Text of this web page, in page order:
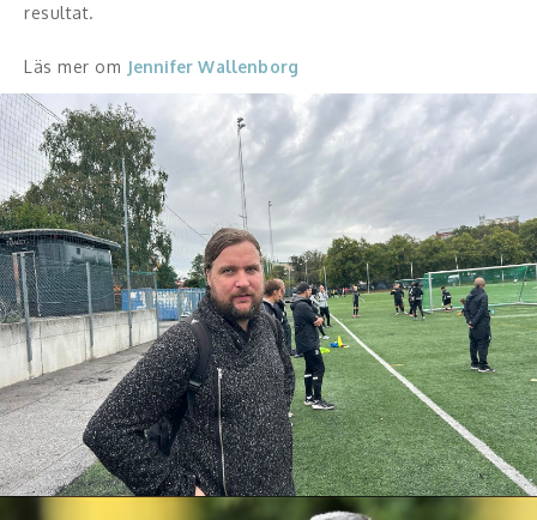
resultat.
Läs mer om Jennifer Wallenborg